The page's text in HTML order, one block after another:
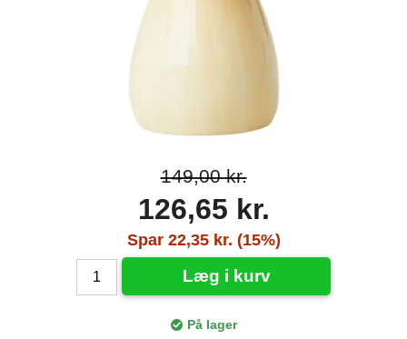
149,00 kr.
126,65 kr.
Spar 22,35 kr. (15%)
Læg i kurv
På lager